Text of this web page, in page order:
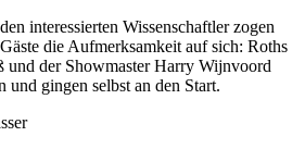
interessierten Wissenschaftler zogen
die Aufmerksamkeit auf sich: Roths
und der Showmaster Harry Wijnvoord
und gingen selbst an den Start.